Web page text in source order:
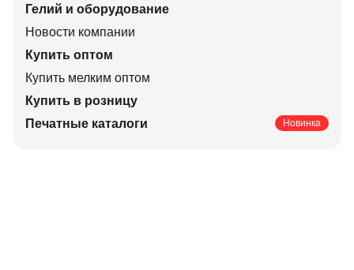
Гелий и оборудование
Новости компании
Купить оптом
Купить мелким оптом
Купить в розницу
Печатные каталоги
Новинка